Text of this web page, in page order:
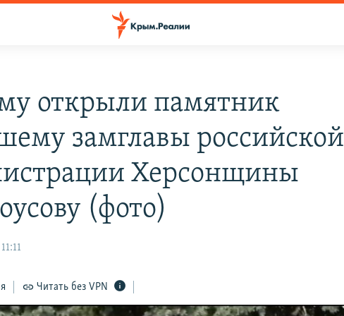
открыли памятник
замглавы российской
Херсонщины
(фото)
Читать без VPN